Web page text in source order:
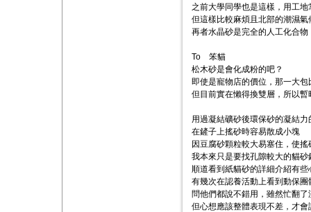
之前大學同學也是這樣，用工
但這樣比較麻煩且北部的潮濕氣
再者水晶砂是完全的人工化合
To 笨貓
松木砂是會化成粉的吧？
即使是寵物店的價位，那一大
但目前實在懶得換雙層，所以暫
用過凝結礦砂後環保砂的凝結力
在鏟子上搖砂時容易散成小塊
因豆腐砂顆粒較大易塞住，使
我本來只是要找孔隙較大的貓砂
順道看到紙貓砂的詳細介紹有些
有幾次在認養活動上看到動保
問他們都說不錯用，雖然忙翻
但心想應該整體表現不差，才